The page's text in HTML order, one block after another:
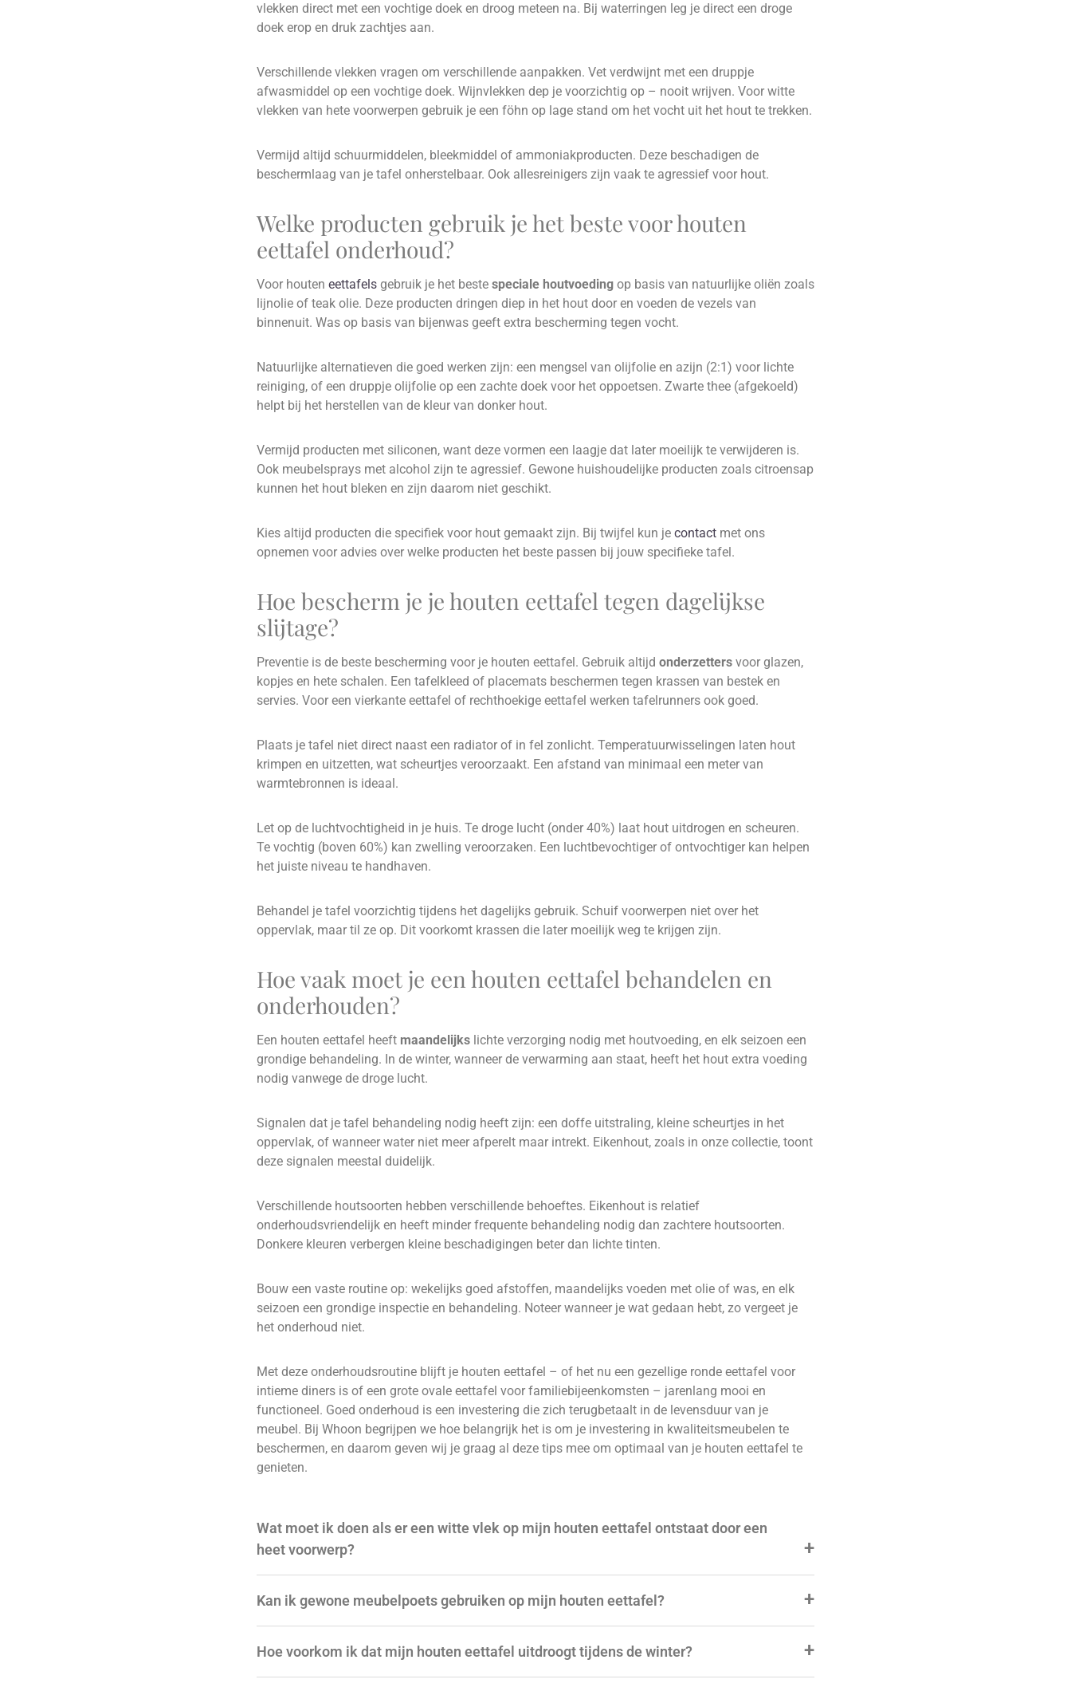
vlekken direct met een vochtige doek en droog meteen na. Bij waterringen leg je direct een droge
doek erop en druk zachtjes aan.
Verschillende vlekken vragen om verschillende aanpakken. Vet verdwijnt met een druppje
afwasmiddel op een vochtige doek. Wijnvlekken dep je voorzichtig op – nooit wrijven. Voor witte
vlekken van hete voorwerpen gebruik je een föhn op lage stand om het vocht uit het hout te trekken.
Vermijd altijd schuurmiddelen, bleekmiddel of ammoniakproducten. Deze beschadigen de
beschermlaag van je tafel onherstelbaar. Ook allesreinigers zijn vaak te agressief voor hout.
Welke producten gebruik je het beste voor houten
eettafel onderhoud?
Voor houten eettafels gebruik je het beste speciale houtvoeding op basis van natuurlijke oliën zoals
lijnolie of teak olie. Deze producten dringen diep in het hout door en voeden de vezels van
binnenuit. Was op basis van bijenwas geeft extra bescherming tegen vocht.
Natuurlijke alternatieven die goed werken zijn: een mengsel van olijfolie en azijn (2:1) voor lichte
reiniging, of een druppje olijfolie op een zachte doek voor het oppoetsen. Zwarte thee (afgekoeld)
helpt bij het herstellen van de kleur van donker hout.
Vermijd producten met siliconen, want deze vormen een laagje dat later moeilijk te verwijderen is.
Ook meubelsprays met alcohol zijn te agressief. Gewone huishoudelijke producten zoals citroensap
kunnen het hout bleken en zijn daarom niet geschikt.
Kies altijd producten die specifiek voor hout gemaakt zijn. Bij twijfel kun je contact met ons
opnemen voor advies over welke producten het beste passen bij jouw specifieke tafel.
Hoe bescherm je je houten eettafel tegen dagelijkse
slijtage?
Preventie is de beste bescherming voor je houten eettafel. Gebruik altijd onderzetters voor glazen,
kopjes en hete schalen. Een tafelkleed of placemats beschermen tegen krassen van bestek en
servies. Voor een vierkante eettafel of rechthoekige eettafel werken tafelrunners ook goed.
Plaats je tafel niet direct naast een radiator of in fel zonlicht. Temperatuurwisselingen laten hout
krimpen en uitzetten, wat scheurtjes veroorzaakt. Een afstand van minimaal een meter van
warmtebronnen is ideaal.
Let op de luchtvochtigheid in je huis. Te droge lucht (onder 40%) laat hout uitdrogen en scheuren.
Te vochtig (boven 60%) kan zwelling veroorzaken. Een luchtbevochtiger of ontvochtiger kan helpen
het juiste niveau te handhaven.
Behandel je tafel voorzichtig tijdens het dagelijks gebruik. Schuif voorwerpen niet over het
oppervlak, maar til ze op. Dit voorkomt krassen die later moeilijk weg te krijgen zijn.
Hoe vaak moet je een houten eettafel behandelen en
onderhouden?
Een houten eettafel heeft maandelijks lichte verzorging nodig met houtvoeding, en elk seizoen een
grondige behandeling. In de winter, wanneer de verwarming aan staat, heeft het hout extra voeding
nodig vanwege de droge lucht.
Signalen dat je tafel behandeling nodig heeft zijn: een doffe uitstraling, kleine scheurtjes in het
oppervlak, of wanneer water niet meer afperelt maar intrekt. Eikenhout, zoals in onze collectie, toont
deze signalen meestal duidelijk.
Verschillende houtsoorten hebben verschillende behoeftes. Eikenhout is relatief
onderhoudsvriendelijk en heeft minder frequente behandeling nodig dan zachtere houtsoorten.
Donkere kleuren verbergen kleine beschadigingen beter dan lichte tinten.
Bouw een vaste routine op: wekelijks goed afstoffen, maandelijks voeden met olie of was, en elk
seizoen een grondige inspectie en behandeling. Noteer wanneer je wat gedaan hebt, zo vergeet je
het onderhoud niet.
Met deze onderhoudsroutine blijft je houten eettafel – of het nu een gezellige ronde eettafel voor
intieme diners is of een grote ovale eettafel voor familiebijeenkomsten – jarenlang mooi en
functioneel. Goed onderhoud is een investering die zich terugbetaalt in de levensduur van je
meubel. Bij Whoon begrijpen we hoe belangrijk het is om je investering in kwaliteitsmeubelen te
beschermen, en daarom geven wij je graag al deze tips mee om optimaal van je houten eettafel te
genieten.
Wat moet ik doen als er een witte vlek op mijn houten eettafel ontstaat door een
heet voorwerp?
Kan ik gewone meubelpoets gebruiken op mijn houten eettafel?
Hoe voorkom ik dat mijn houten eettafel uitdroogt tijdens de winter?